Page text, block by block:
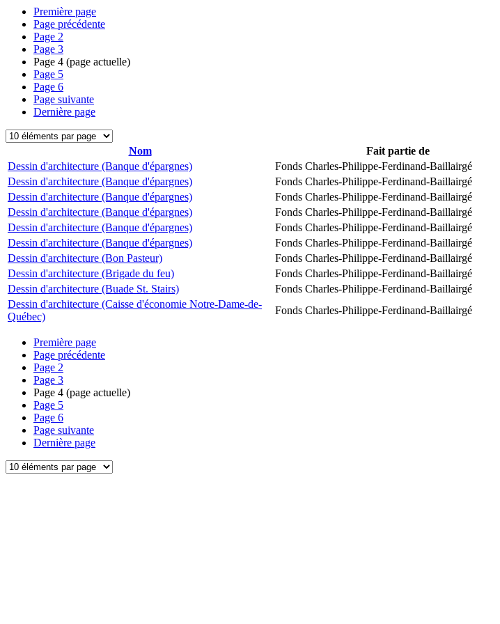
Première page
Page précédente
Page 2
Page 3
Page 4 (page actuelle)
Page 5
Page 6
Page suivante
Dernière page
Nom Fait partie de
Dessin d'architecture (Banque d'épargnes)
Fonds Charles-Philippe-Ferdinand-Baillairgé
Dessin d'architecture (Banque d'épargnes)
Fonds Charles-Philippe-Ferdinand-Baillairgé
Dessin d'architecture (Banque d'épargnes)
Fonds Charles-Philippe-Ferdinand-Baillairgé
Dessin d'architecture (Banque d'épargnes)
Fonds Charles-Philippe-Ferdinand-Baillairgé
Dessin d'architecture (Banque d'épargnes)
Fonds Charles-Philippe-Ferdinand-Baillairgé
Dessin d'architecture (Banque d'épargnes)
Fonds Charles-Philippe-Ferdinand-Baillairgé
Dessin d'architecture (Bon Pasteur)
Fonds Charles-Philippe-Ferdinand-Baillairgé
Dessin d'architecture (Brigade du feu)
Fonds Charles-Philippe-Ferdinand-Baillairgé
Dessin d'architecture (Buade St. Stairs)
Fonds Charles-Philippe-Ferdinand-Baillairgé
Dessin d'architecture (Caisse d'économie Notre-Dame-de-
Québec)
Fonds Charles-Philippe-Ferdinand-Baillairgé
Première page
Page précédente
Page 2
Page 3
Page 4 (page actuelle)
Page 5
Page 6
Page suivante
Dernière page